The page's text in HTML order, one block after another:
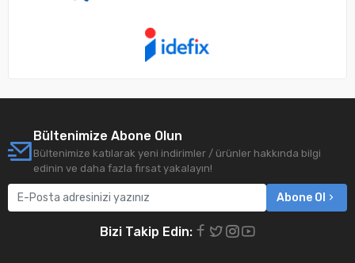
Bültenimize Abone Olun
Bültenimize katılarak yeni indirimler / ürünler hakkında bilgi
edinin ve daha fazla fırsat yakalayın!
Abone Ol
Bizi Takip Edin: